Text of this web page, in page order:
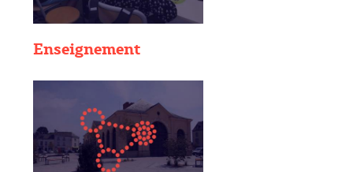
Enseignement